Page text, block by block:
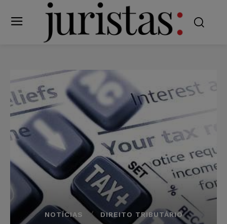
NOTÍCIAS DIREITO TRIBUTÁRIO